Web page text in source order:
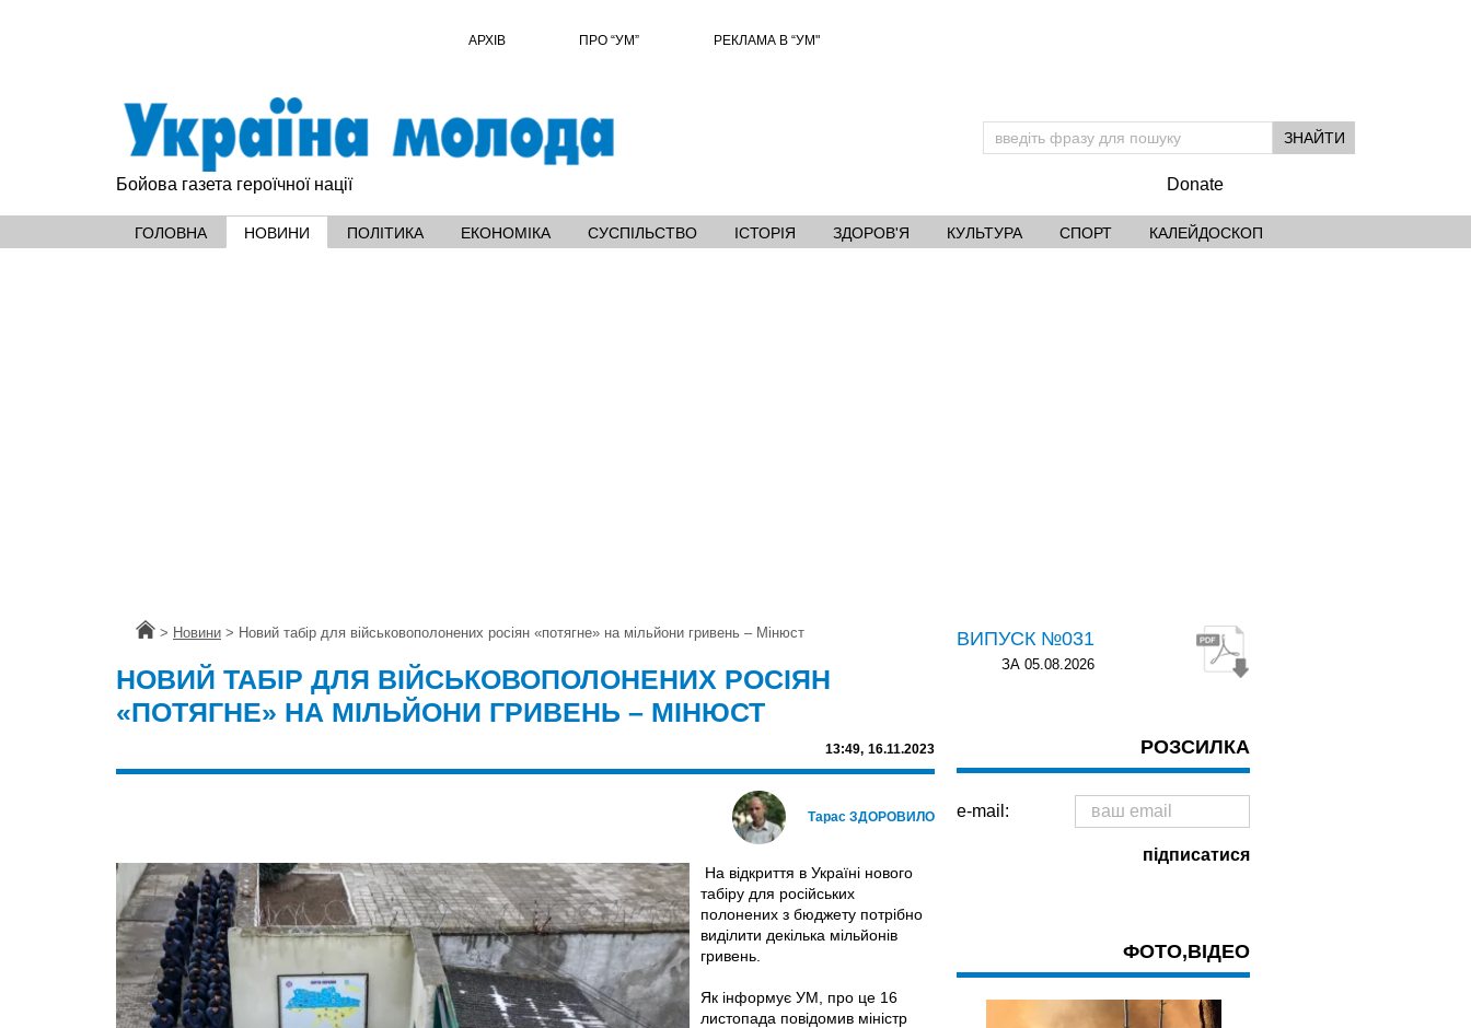
АРХІВ ПРО “УМ” РЕКЛАМА В “УМ"
Бойова газета героїчної нації Donate
ГОЛОВНА НОВИНИ ПОЛІТИКА ЕКОНОМІКА СУСПІЛЬСТВО ІСТОРІЯ ЗДОРОВ'Я КУЛЬТУРА СПОРТ КАЛЕЙДОСКОП
Головна
> Новини > Новий табір для військовополонених росіян «потягне» на мільйони гривень – Мінюст
НОВИЙ ТАБІР ДЛЯ ВІЙСЬКОВОПОЛОНЕНИХ РОСІЯН
«ПОТЯГНЕ» НА МІЛЬЙОНИ ГРИВЕНЬ – МІНЮСТ
13:49, 16.11.2023
Тарас ЗДОРОВИЛО
На відкриття в Україні нового
табіру для російських
полонених з бюджету потрібно
виділити декілька мільйонів
гривень.
Як інформує УМ, про це 16
листопада повідомив міністр
ВИПУСК №031
ЗА 05.08.2026
РОЗСИЛКА
e-mail:
ФОТО,ВІДЕО